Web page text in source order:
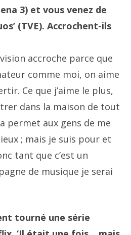
3) et vous venez de
(TVE). Accrochent-ils
accroche parce que
comme moi, on aime
Ce que j’aime le plus,
dans la maison de tout
permet aux gens de me
; mais je suis pour et
tant que c’est un
de musique je serai
tourné une série